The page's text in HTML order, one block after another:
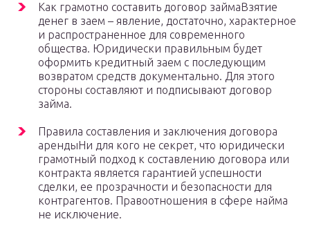
Как грамотно составить договор займаВзятие
денег в заем – явление, достаточно, характерное
и распространенное для современного
общества. Юридически правильным будет
оформить кредитный заем с последующим
возвратом средств документально. Для этого
стороны составляют и подписывают договор
займа.
Правила составления и заключения договора
арендыНи для кого не секрет, что юридически
грамотный подход к составлению договора или
контракта является гарантией успешности
сделки, ее прозрачности и безопасности для
контрагентов. Правоотношения в сфере найма
не исключение.